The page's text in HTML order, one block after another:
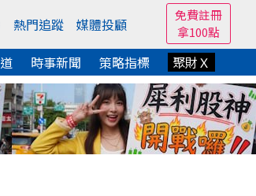
熱門追蹤 媒體投顧
免費註冊
拿100點
時事新聞 策略指標 聚財Ｘ